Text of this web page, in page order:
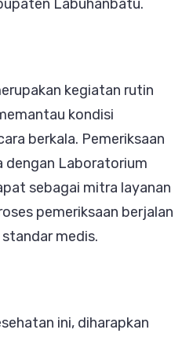
Labuhanbatu.
kegiatan rutin
kondisi
berkala. Pemeriksaan
dengan Laboratorium
sebagai mitra layanan
pemeriksaan berjalan
medis.
ini, diharapkan